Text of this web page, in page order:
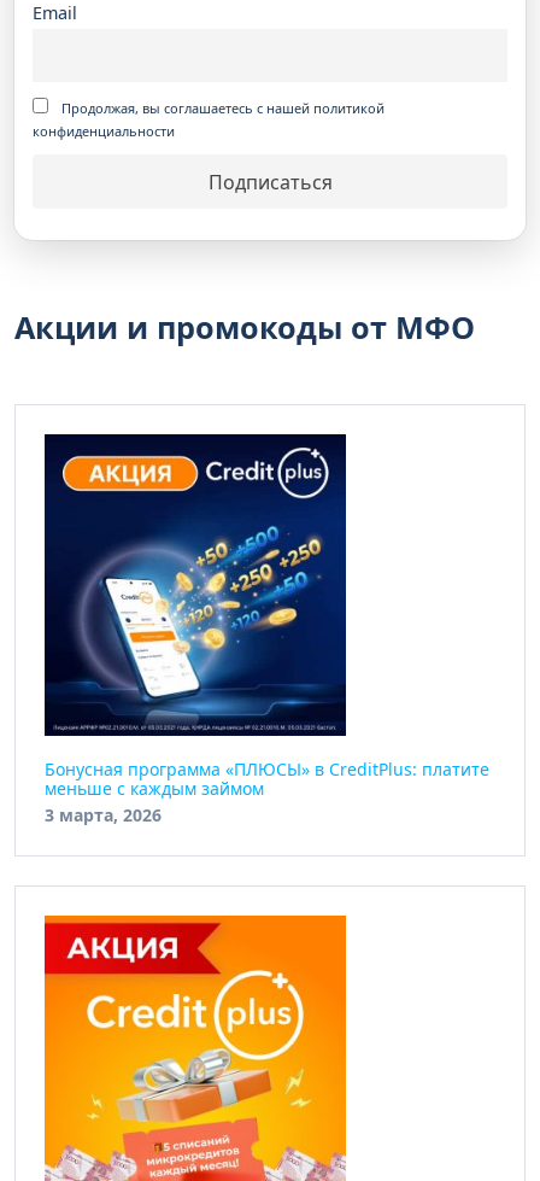
Email
Продолжая, вы соглашаетесь с нашей политикой
конфиденциальности
Акции и промокоды от МФО
Бонусная программа «ПЛЮСЫ» в CreditPlus: платите
меньше с каждым займом
3 марта, 2026